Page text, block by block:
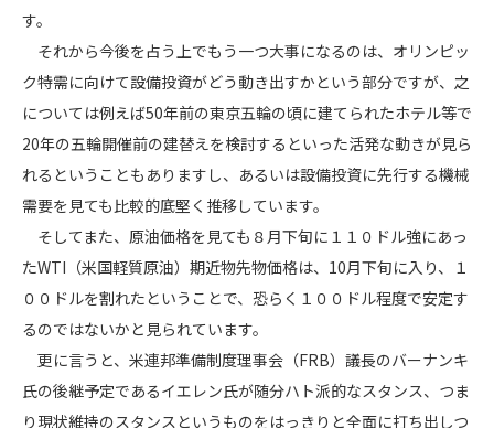
す。
それから今後を占う上でもう一つ大事になるのは、オリンピッ
ク特需に向けて設備投資がどう動き出すかという部分ですが、之
については例えば50年前の東京五輪の頃に建てられたホテル等で
20年の五輪開催前の建替えを検討するといった活発な動きが見ら
れるということもありますし、あるいは設備投資に先行する機械
需要を見ても比較的底堅く推移しています。
そしてまた、原油価格を見ても８月下旬に１１０ドル強にあっ
たWTI（米国軽質原油）期近物先物価格は、10月下旬に入り、１
００ドルを割れたということで、恐らく１００ドル程度で安定す
るのではないかと見られています。
更に言うと、米連邦準備制度理事会（FRB）議長のバーナンキ
氏の後継予定であるイエレン氏が随分ハト派的なスタンス、つま
り現状維持のスタンスというものをはっきりと全面に打ち出しつ